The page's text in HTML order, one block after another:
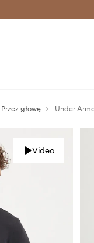
Przez głowę Under
Video